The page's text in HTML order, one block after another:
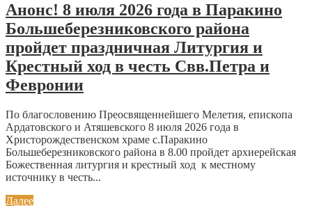
Анонс! 8 июля 2026 года в Паракино
Большеберезниковского района
пройдет праздничная Литургия и
Крестный ход в честь Свв.Петра и
Февронии
По благословению Преосвященнейшего Мелетия, епископа
Ардатовского и Атяшевского 8 июля 2026 года в
Христорождественском храме с.Паракино
Большеберезниковского района в 8.00 пройдет архиерейская
Божественная литургия и крестный ход к местному
источнику в честь...
Далее